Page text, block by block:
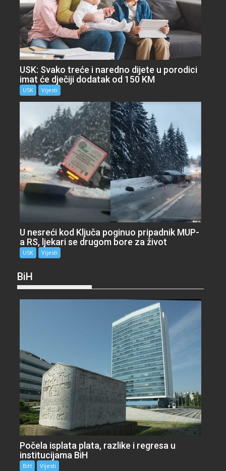
USK: Svako treće i naredno dijete u porodici
imat će dječiji dodatak od 150 KM
USK Vijesti
U nesreći kod Ključa poginuo pripadnik MUP-
a RS, ljekari se drugom bore za život
USK Vijesti
BiH
Počela isplata plata, razlike i regresa u
institucijama BiH
BiH Vijesti